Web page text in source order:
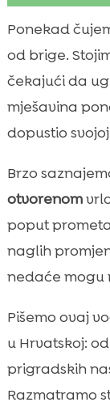
 Zašto
Kako
rizici na
Promet i
Sukobi s
Paraziti
vani
Otrovi,
Biljke i
mačke

neprilike
Ponekad
od brige.
čekajući da
mješavina
dopustio
Brzo
otvorenom
poput
naglih
nedaće mogu
Pišemo ovaj
u Hrvatskoj:
prigradskih
Razmatramo